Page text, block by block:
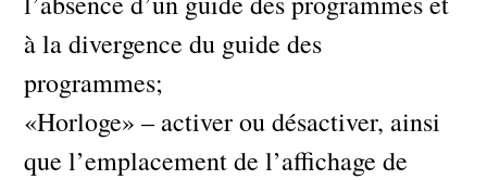
à la divergence du guide des
programmes;
«Horloge» – activer ou désactiver, ainsi
que l’emplacement de l’affichage de